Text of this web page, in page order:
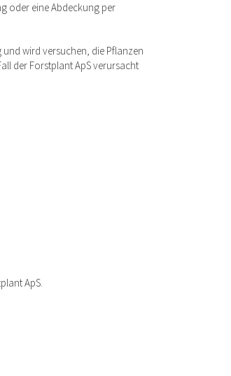
oder eine Abdeckung per
wird versuchen, die Pflanzen
der Forstplant ApS verursacht
ApS.